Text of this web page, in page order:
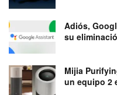
Adiós,
su
Mijia
un equipo 2